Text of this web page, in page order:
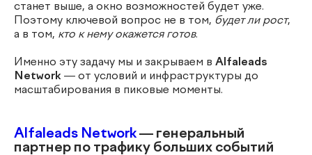
станет выше, а окно возможностей будет уже.
Поэтому ключевой вопрос не в том, будет ли рост,
а в том, кто к нему окажется готов.
Именно эту задачу мы и закрываем в Alfaleads
Network — от условий и инфраструктуры до
масштабирования в пиковые моменты.
Alfaleads Network — генеральный
партнер по трафику больших событий